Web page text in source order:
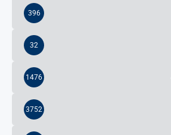
396
32
1476
3752